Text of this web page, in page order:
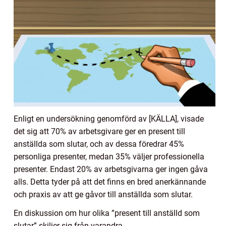
Enligt en undersökning genomförd av [KÄLLA], visade
det sig att 70% av arbetsgivare ger en present till
anställda som slutar, och av dessa föredrar 45%
personliga presenter, medan 35% väljer professionella
presenter. Endast 20% av arbetsgivarna ger ingen gåva
alls. Detta tyder på att det finns en bred anerkännande
och praxis av att ge gåvor till anställda som slutar.
En diskussion om hur olika ”present till anställd som